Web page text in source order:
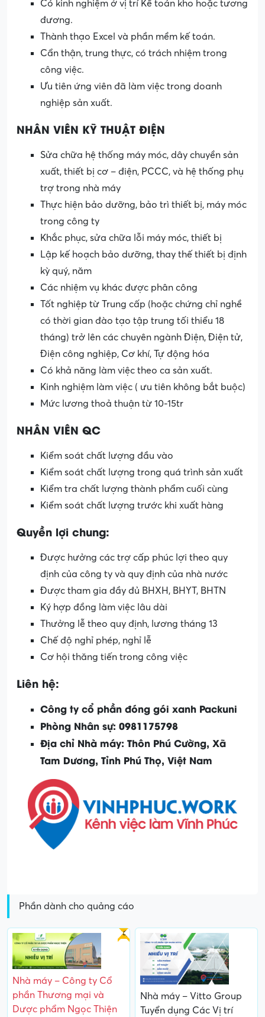
Có kinh nghiệm ở vị trí Kế toán kho hoặc tương
đương.
Thành thạo Excel và phần mềm kế toán.
Cẩn thận, trung thực, có trách nhiệm trong
công việc.
Ưu tiên ứng viên đã làm việc trong doanh
nghiệp sản xuất.
NHÂN VIÊN KỸ THUẬT ĐIỆN
Sửa chữa hệ thống máy móc, dây chuyền sản
xuất, thiết bị cơ – điện, PCCC, và hệ thống phụ
trợ trong nhà máy
Thực hiện bảo dưỡng, bảo trì thiết bị, máy móc
trong công ty
Khắc phục, sửa chữa lỗi máy móc, thiết bị
Lập kế hoạch bảo dưỡng, thay thế thiết bị định
kỳ quý, năm
Các nhiệm vụ khác được phân công
Tốt nghiệp từ Trung cấp (hoặc chứng chỉ nghề
có thời gian đào tạo tập trung tối thiểu 18
tháng) trở lên các chuyên ngành Điện, Điện tử,
Điện công nghiệp, Cơ khí, Tự động hóa
Có khả năng làm việc theo ca sản xuất.
Kinh nghiệm làm việc ( ưu tiên không bắt buộc)
Mức lương thoả thuận từ 10-15tr
NHÂN VIÊN QC
Kiểm soát chất lượng đầu vào
Kiểm soát chất lượng trong quá trình sản xuất
Kiểm tra chất lượng thành phẩm cuối cùng
Kiểm soát chất lượng trước khi xuất hàng
Quyền lợi chung:
Được hưởng các trợ cấp phúc lợi theo quy
định của công ty và quy định của nhà nước
Được tham gia đầy đủ BHXH, BHYT, BHTN
Ký hợp đồng làm việc lâu dài
Thưởng lễ theo quy định, lương tháng 13
Chế độ nghỉ phép, nghỉ lễ
Cơ hội thăng tiến trong công việc
Liên hệ:
Công ty cổ phần đóng gói xanh Packuni
Phòng Nhân sự: 0981175798
Địa chỉ Nhà máy: Thôn Phú Cường, Xã
Tam Dương, Tỉnh Phú Thọ, Việt Nam
Phần dành cho quảng cáo
Gấp
Nhà máy – Công ty Cổ
phần Thương mại và
Dược phẩm Ngọc Thiện
Nhà máy – Vitto Group
Tuyển dụng Các Vị trí